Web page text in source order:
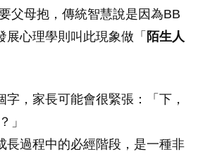
父母抱，傳統智慧說是因為BB
展心理學則叫此現象做「 陌生人
字，家長可能會很緊張：「下，
」
長過程中的必經階段，是一種非